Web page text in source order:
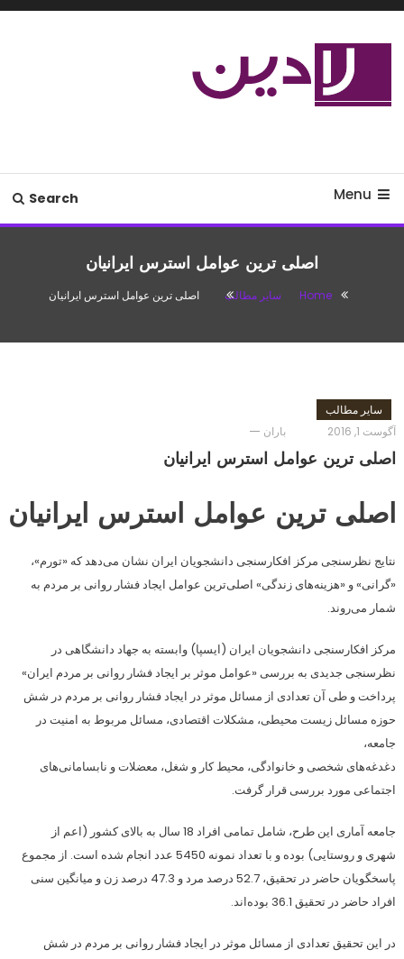
Skip
Menu
Search
اصلی ترین عوامل استرس ایرانیان
Home سایر مطالب اصلی ترین عوامل استرس ایرانیان
سایر مطالب
آگوست 1, 2016
باران
اصلی ترین عوامل استرس ایرانیان
اصلی ترین عوامل استرس ایرانیان
نتایج نظرسنجی مرکز افکارسنجی دانشجویان ایران نشان می‌دهد که «تورم»،
«گرانی» و «هزینه‌های زندگی»اصلی‌ترین عوامل ایجاد فشار روانی بر مردم به
شمار می‌روند.
مرکز افکارسنجی دانشجویان ایران (ایسپا) وابسته به جهاد دانشگاهی در
نظرسنجی جدیدی به بررسی «عوامل موثر بر ایجاد فشار روانی بر مردم ایران»
پرداخت و طی آن تعدادی از مسائل موثر در ایجاد فشار روانی بر مردم در شش
حوزه مسائل زیست محیطی، مشکلات اقتصادی، مسائل مربوط به امنیت در
جامعه،
دغدغه‌های شخصی و خانوادگی، محیط کار و شغل، معضلات و نابسامانی‌های
اجتماعی مورد بررسی قرار گرفت.
جامعه آماری این طرح، شامل تمامی افراد 18 سال به بالای کشور (اعم از
شهری و روستایی) بوده و با تعداد نمونه 5450 عدد انجام شده است. از مجموع
پاسخگویان حاضر در تحقیق، 52.7 درصد مرد و 47.3 درصد زن و میانگین سنی
افراد حاضر در تحقیق 36.1 بوده‌اند.
در این تحقیق تعدادی از مسائل موثر در ایجاد فشار روانی بر مردم در شش